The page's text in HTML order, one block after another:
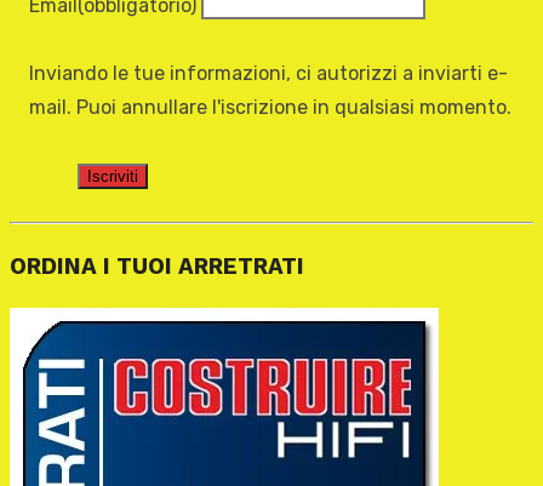
Email(obbligatorio)
Inviando le tue informazioni, ci autorizzi a inviarti e-
mail. Puoi annullare l'iscrizione in qualsiasi momento.
Iscriviti
ORDINA I TUOI ARRETRATI